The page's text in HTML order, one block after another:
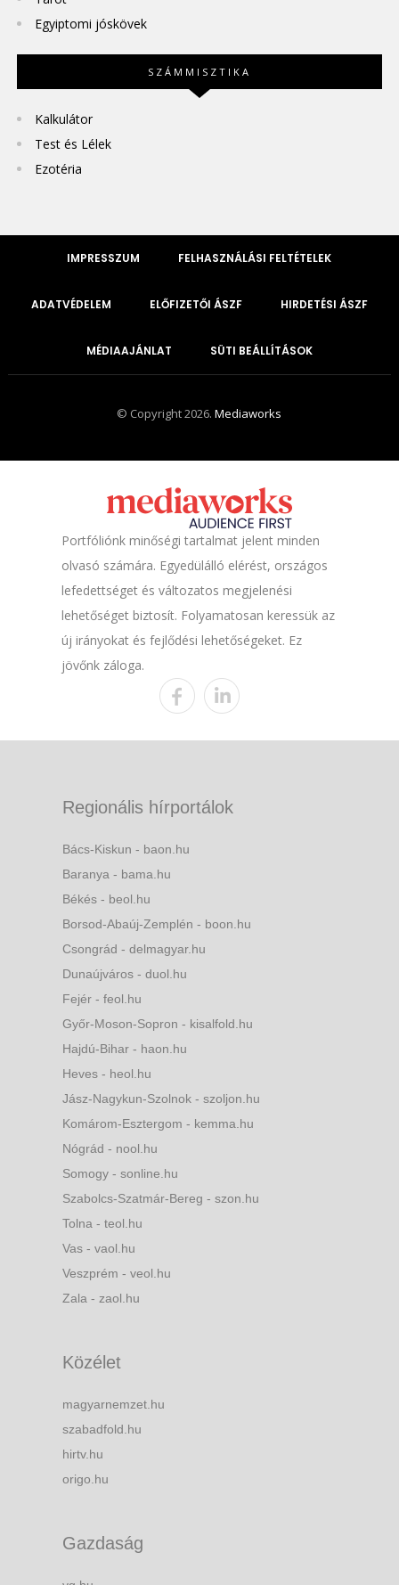
Egyiptomi jóskövek
SZÁMMISZTIKA
Kalkulátor
Test és Lélek
Ezotéria
IMPRESSZUM FELHASZNÁLÁSI FELTÉTELEK
ADATVÉDELEM ELŐFIZETŐI ÁSZF HIRDETÉSI ÁSZF
MÉDIAAJÁNLAT SÜTI BEÁLLÍTÁSOK
© Copyright 2026.Mediaworks
Portfóliónk minőségi tartalmat jelent minden
olvasó számára. Egyedülálló elérést, országos
lefedettséget és változatos megjelenési
lehetőséget biztosít. Folyamatosan keressük az
új irányokat és fejlődési lehetőségeket. Ez
jövőnk záloga.
Regionális hírportálok
Bács-Kiskun - baon.hu
Baranya - bama.hu
Békés - beol.hu
Borsod-Abaúj-Zemplén - boon.hu
Csongrád - delmagyar.hu
Dunaújváros - duol.hu
Fejér - feol.hu
Győr-Moson-Sopron - kisalfold.hu
Hajdú-Bihar - haon.hu
Heves - heol.hu
Jász-Nagykun-Szolnok - szoljon.hu
Komárom-Esztergom - kemma.hu
Nógrád - nool.hu
Somogy - sonline.hu
Szabolcs-Szatmár-Bereg - szon.hu
Tolna - teol.hu
Vas - vaol.hu
Veszprém - veol.hu
Zala - zaol.hu
Közélet
magyarnemzet.hu
szabadfold.hu
hirtv.hu
origo.hu
Gazdaság